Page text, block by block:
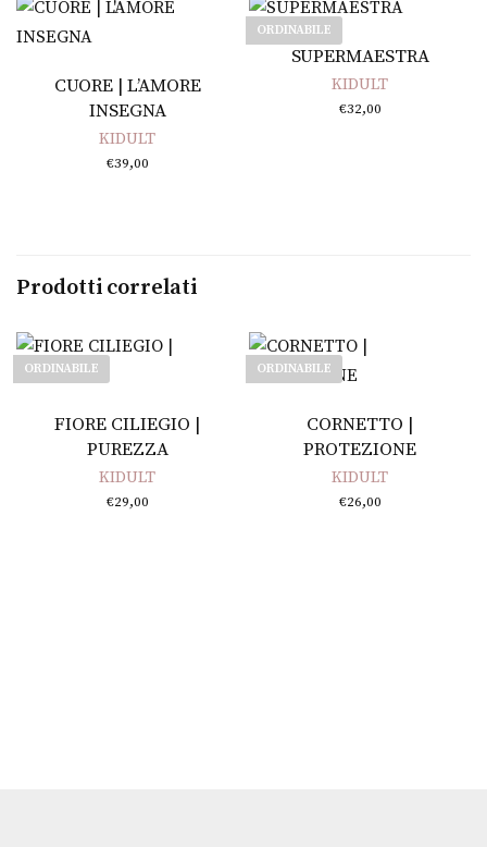
Aggiungi al carrello
CUORE | L’AMORE
INSEGNA
KIDULT
€39,00
ORDINABILE
Leggi tutto
SUPERMAESTRA
KIDULT
€32,00
Prodotti correlati
ORDINABILE
Leggi tutto
FIORE CILIEGIO |
PUREZZA
KIDULT
€29,00
ORDINABILE
Leggi tutto
CORNETTO |
PROTEZIONE
KIDULT
€26,00